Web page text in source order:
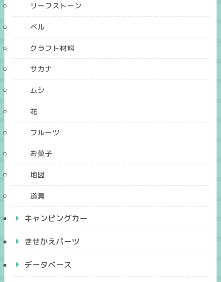
リーフストーン
ベル
クラフト材料
サカナ
ムシ
花
フルーツ
お菓子
地図
道具
キャンピングカー
きせかえパーツ
データベース